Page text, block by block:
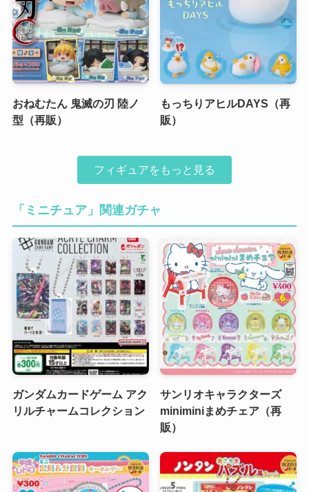
おねむたん 鬼滅の刃 陸ノ
型（再販）
もっちりアヒルDAYS（再
販）
フィギュアをもっと見る
「ミニチュア」関連ガチャ
ガンダムカードゲーム アク
リルチャームコレクション
サンリオキャラクターズ
miniminiまめチェア（再
販）